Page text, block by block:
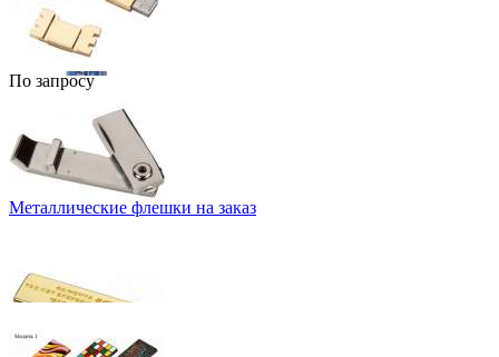
По запросу
Металлические флешки на заказ